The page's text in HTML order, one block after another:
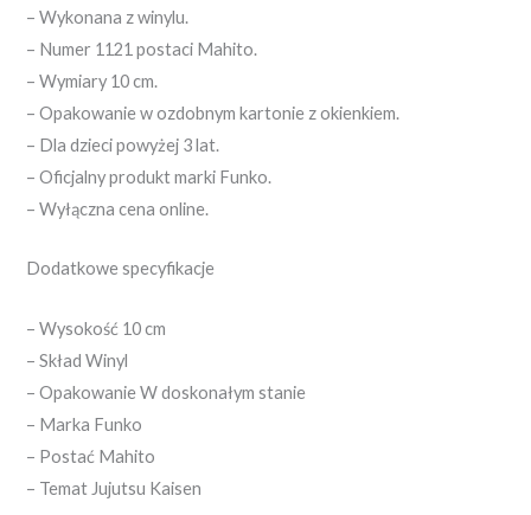
– Wykonana z winylu.
– Numer 1121 postaci Mahito.
– Wymiary 10 cm.
– Opakowanie w ozdobnym kartonie z okienkiem.
– Dla dzieci powyżej 3 lat.
– Oficjalny produkt marki Funko.
– Wyłączna cena online.
Dodatkowe specyfikacje
– Wysokość 10 cm
– Skład Winyl
– Opakowanie W doskonałym stanie
– Marka Funko
– Postać Mahito
– Temat Jujutsu Kaisen